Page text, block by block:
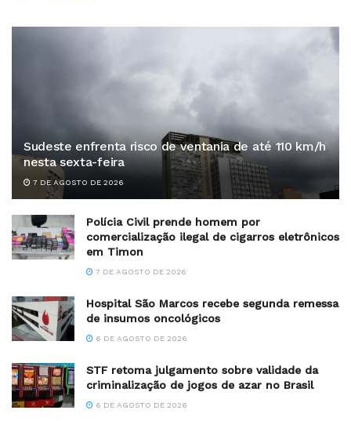
Sudeste enfrenta risco de ventania de até 110 km/h
nesta sexta-feira
7 DE AGOSTO DE 2026
Polícia Civil prende homem por
comercialização ilegal de cigarros eletrônicos
em Timon
7 DE AGOSTO DE 2026
Hospital São Marcos recebe segunda remessa
de insumos oncológicos
6 DE AGOSTO DE 2026
STF retoma julgamento sobre validade da
criminalização de jogos de azar no Brasil
6 DE AGOSTO DE 2026